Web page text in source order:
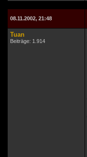
08.11.2002, 21:48
Tuan
Beiträge: 1.914